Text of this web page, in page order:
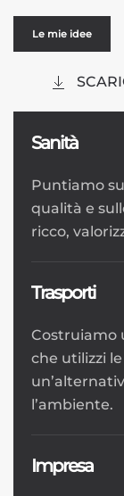
Le mie idee
Sanità
Puntiamo
qualità e
ricco,
Trasporti
Costruiamo
che utilizzi
l’ambiente.
Impresa